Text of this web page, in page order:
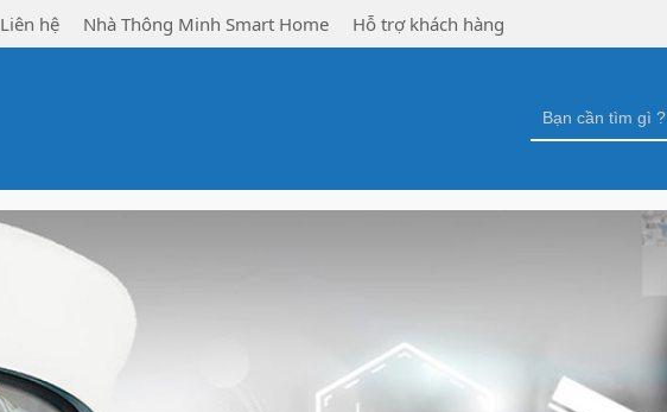
Liên hệ Nhà Thông Minh Smart Home Hỗ trợ khách hàng